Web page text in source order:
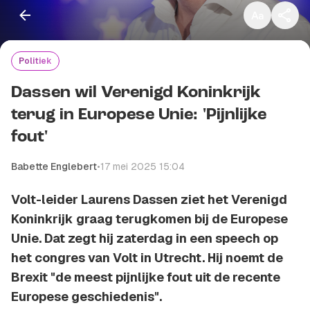
Politiek
Dassen wil Verenigd Koninkrijk
terug in Europese Unie: 'Pijnlijke
fout'
Babette Englebert•17 mei 2025 15:04
Volt-leider Laurens Dassen ziet het Verenigd
Koninkrijk graag terugkomen bij de Europese
Unie. Dat zegt hij zaterdag in een speech op
het congres van Volt in Utrecht. Hij noemt de
Brexit "de meest pijnlijke fout uit de recente
Europese geschiedenis".